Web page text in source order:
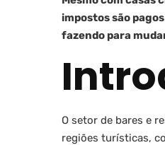
impostos são
fazendo para
O setor de bares e
regiões turísticas,